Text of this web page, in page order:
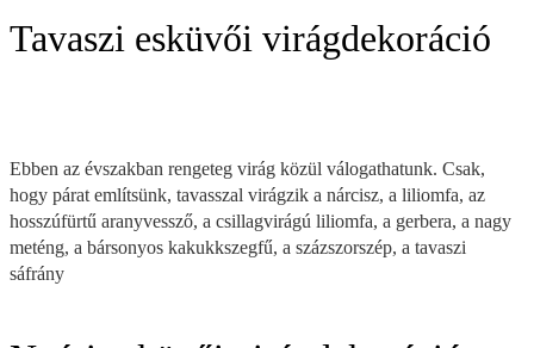
Tavaszi esküvői virágdekoráció
Ebben az évszakban rengeteg virág közül válogathatunk. Csak,
hogy párat említsünk, tavasszal virágzik a nárcisz, a liliomfa, az
hosszúfürtű aranyvessző, a csillagvirágú liliomfa, a gerbera, a nagy
meténg, a bársonyos kakukkszegfű, a százszorszép, a tavaszi
sáfrány